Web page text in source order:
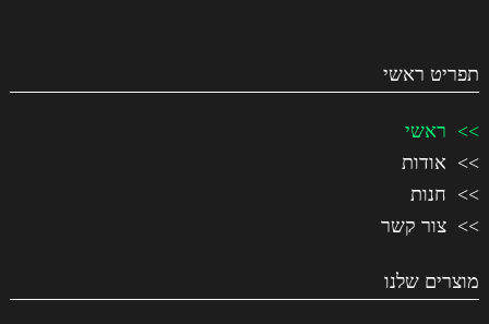
תפריט ראשי
ראשי
אודות
חנות
צור קשר
מוצרים שלנו